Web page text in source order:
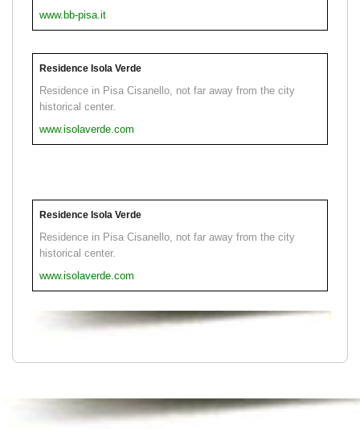
www.bb-pisa.it
Residence Isola Verde
Residence in Pisa Cisanello, not far away from the city
historical center.
www.isolaverde.com
Residence Isola Verde
Residence in Pisa Cisanello, not far away from the city
historical center.
www.isolaverde.com